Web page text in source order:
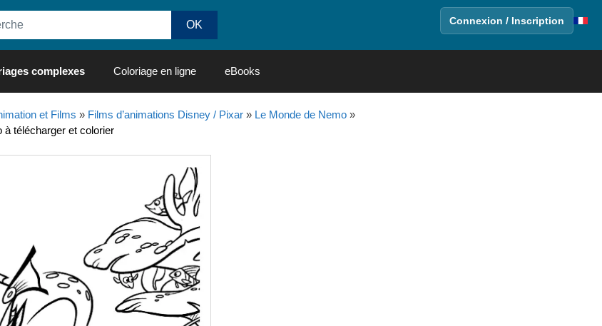
Connexion / Inscription
complexes Coloriage en ligne eBooks
et Films » Films d’animations Disney / Pixar» Le Monde de Nemo»
à télécharger et colorier